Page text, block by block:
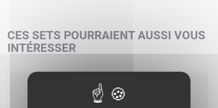
CES SETS POURRAIENT AUSSI VOUS
INTÉRESSER